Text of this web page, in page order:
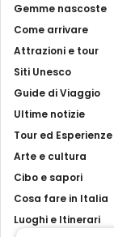
Gemme nascoste
Come arrivare
Attrazioni e tour
Siti Unesco
Guide di Viaggio
Ultime notizie
Tour ed Esperienze
Arte e cultura
Cibo e sapori
Cosa fare in Italia
Luoghi e Itinerari